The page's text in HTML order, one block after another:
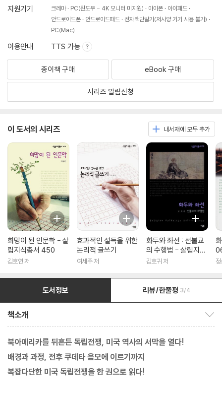
지원기기
크레마 PC(윈도우 - 4K 모니터 미지원) 아이폰
아이패드
안드로이드폰
안드로이드패드
전자책단말기(저사양 기기 사용 불가)
PC(Mac)
이용안내 TTS 가능
종이책 구매 eBook 구매
시리즈 알림신청
이 도서의 시리즈 내서재에 모두 추가
희망이 된 인문학 - 살
림지식총서 450
김호연 저
효과적인 설득을 위한
논리적 글쓰기
여세주 저
화두와 좌선 : 선불교
의 수행법 - 살림지식
총서 316
김호귀 저
도서정보 리뷰/한줄평 3/4
책소개
북아메리카를 뒤흔든 독립전쟁, 미국 역사의 서막을 열다!
배경과 과정, 전후 쿠데타 음모에 이르기까지
복잡다단한 미국 독립전쟁을 한 권으로 읽다!